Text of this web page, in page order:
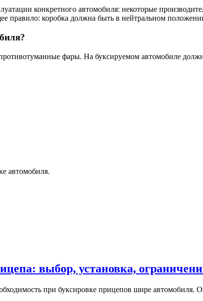
конкретного автомобиля: некоторые
коробка должна быть в нейтральном
фары. На буксируемом автомобиле
автомобиля.
выбор, установка,
при буксировке прицепов шире автомобиля.